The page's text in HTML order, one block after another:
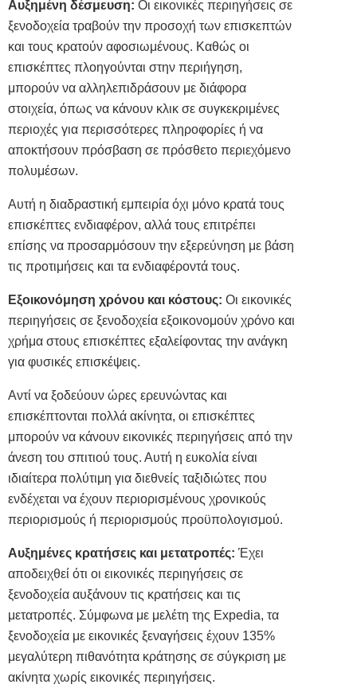
Αυξημένη δέσμευση: Οι εικονικές περιηγήσεις σε
ξενοδοχεία τραβούν την προσοχή των επισκεπτών
και τους κρατούν αφοσιωμένους. Καθώς οι
επισκέπτες πλοηγούνται στην περιήγηση,
μπορούν να αλληλεπιδράσουν με διάφορα
στοιχεία, όπως να κάνουν κλικ σε συγκεκριμένες
περιοχές για περισσότερες πληροφορίες ή να
αποκτήσουν πρόσβαση σε πρόσθετο περιεχόμενο
πολυμέσων.
Αυτή η διαδραστική εμπειρία όχι μόνο κρατά τους
επισκέπτες ενδιαφέρον, αλλά τους επιτρέπει
επίσης να προσαρμόσουν την εξερεύνηση με βάση
τις προτιμήσεις και τα ενδιαφέροντά τους.
Εξοικονόμηση χρόνου και κόστους: Οι εικονικές
περιηγήσεις σε ξενοδοχεία εξοικονομούν χρόνο και
χρήμα στους επισκέπτες εξαλείφοντας την ανάγκη
για φυσικές επισκέψεις.
Αντί να ξοδεύουν ώρες ερευνώντας και
επισκέπτονται πολλά ακίνητα, οι επισκέπτες
μπορούν να κάνουν εικονικές περιηγήσεις από την
άνεση του σπιτιού τους. Αυτή η ευκολία είναι
ιδιαίτερα πολύτιμη για διεθνείς ταξιδιώτες που
ενδέχεται να έχουν περιορισμένους χρονικούς
περιορισμούς ή περιορισμούς προϋπολογισμού.
Αυξημένες κρατήσεις και μετατροπές: Έχει
αποδειχθεί ότι οι εικονικές περιηγήσεις σε
ξενοδοχεία αυξάνουν τις κρατήσεις και τις
μετατροπές. Σύμφωνα με μελέτη της Expedia, τα
ξενοδοχεία με εικονικές ξεναγήσεις έχουν 135%
μεγαλύτερη πιθανότητα κράτησης σε σύγκριση με
ακίνητα χωρίς εικονικές περιηγήσεις.